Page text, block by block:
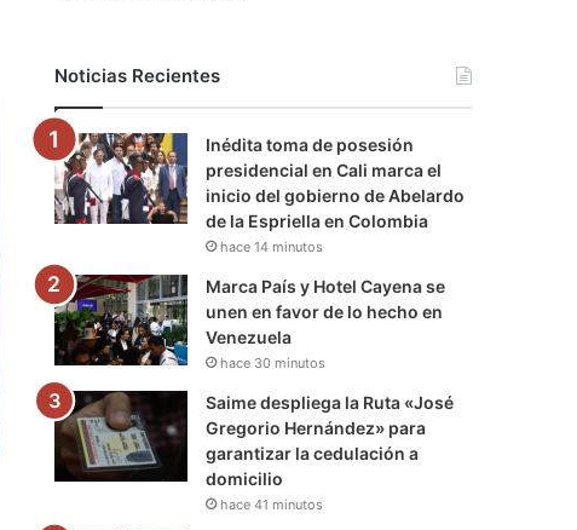
o
k
r
e
r
a
m
a
m
Noticias Recientes
Inédita toma de posesión
presidencial en Cali marca el
inicio del gobierno de Abelardo
de la Espriella en Colombia
hace 14 minutos
Marca País y Hotel Cayena se
unen en favor de lo hecho en
Venezuela
hace 30 minutos
Saime despliega la Ruta «José
Gregorio Hernández» para
garantizar la cedulación a
domicilio
hace 41 minutos